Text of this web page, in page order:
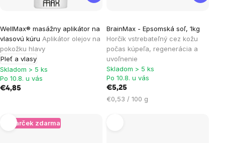
WellMax® masážny aplikátor na
vlasovú kúru Aplikátor olejov na
pokožku hlavy
Pleť a vlasy
Skladom > 5 ks
Po 10.8. u vás
€4,85
BrainMax - Epsomská soľ, 1kg
Horčík vstrebateľný cez kožu
počas kúpeľa, regenerácia a
uvoľnenie
hodnotenie
produktu
je
4,3
z
hviezdičiek.
Skladom > 5 ks
Po 10.8. u vás
€5,25
Jednotková
€0,53 / 100 g
+ Darček zdarma